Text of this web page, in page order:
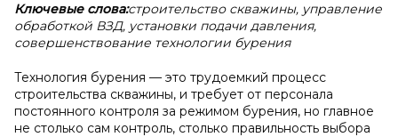
Ключевые слова:строительство скважины, управление
обработкой ВЗД, установки подачи давления,
совершенствование технологии бурения
Технология бурения — это трудоемкий процесс
строительства скважины, и требует от персонала
постоянного контроля за режимом бурения, но главное
не столько сам контроль, столько правильность выбора